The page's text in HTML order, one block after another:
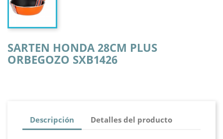
SARTEN HONDA 28CM PLUS
ORBEGOZO SXB1426
Descripción Detalles del producto